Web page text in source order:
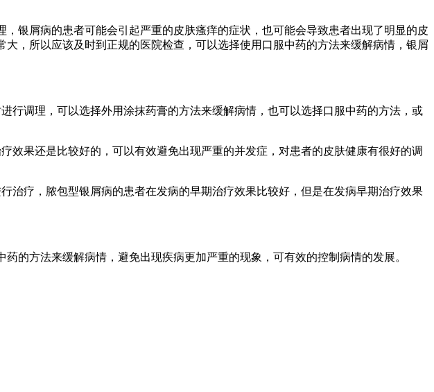
银屑病的患者可能会引起严重的皮肤瘙痒的症状，也可能会导致患者出现了明显的皮
，所以应该及时到正规的医院检查，可以选择使用口服中药的方法来缓解病情，银屑
行调理，可以选择外用涂抹药膏的方法来缓解病情，也可以选择口服中药的方法，或
效果还是比较好的，可以有效避免出现严重的并发症，对患者的皮肤健康有很好的调
治疗，脓包型银屑病的患者在发病的早期治疗效果比较好，但是在发病早期治疗效果
的方法来缓解病情，避免出现疾病更加严重的现象，可有效的控制病情的发展。